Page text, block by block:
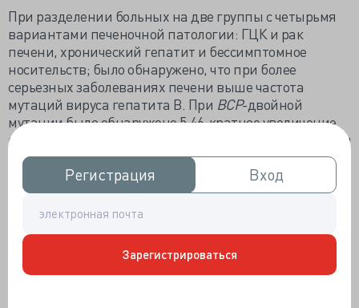
Регистрация
Регистрация Вход
Вход
Зарегистрироваться
При разделении больных на две группы с четырьмя
вариантами печеночной патологии: ГЦК и рак
печени, хронический гепатит и бессимптомное
носительств; было обнаружено, что при более
серьезных заболеваниях печени выше частота
мутаций вируса гепатита В. При BCP-двойной
мутации было обнаружено 5,46-кратное увеличение
риска развития злокачественной опухоли печени, при
T1753V- 2,77-кратное и 2,59-кратное приC1653T.
Преядерная мутацияG1896A
связана с
прогрессирующими болезнями и коррелирует с 1,85-
кратным увеличением риска более выраженной
отмечена корреляции этих мутаций со скоростью
прогрессирования болезни печени. На основании
этого можно заключить, что эти мутации будут иметь